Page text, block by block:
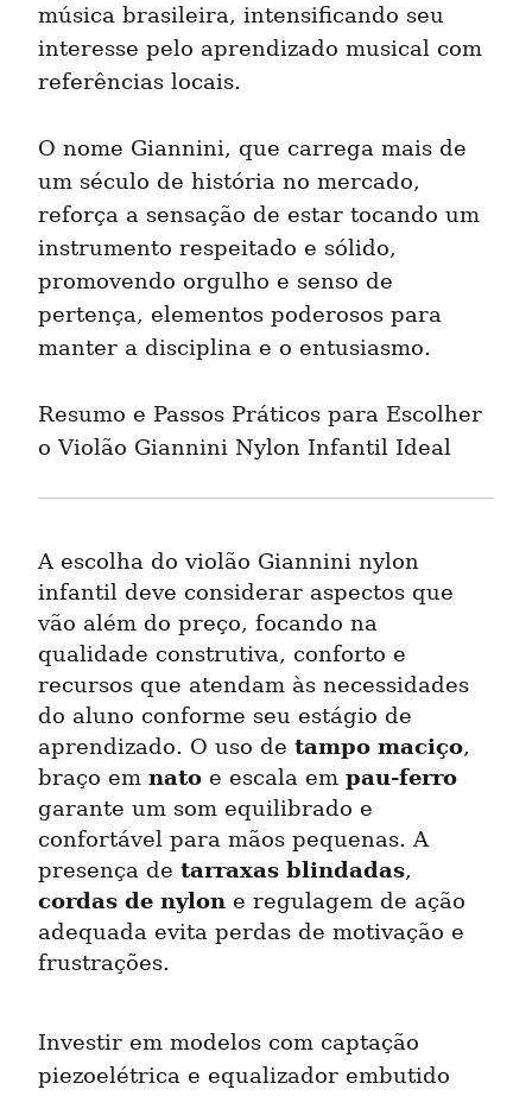
música brasileira, intensificando seu
interesse pelo aprendizado musical com
referências locais.
O nome Giannini, que carrega mais de
um século de história no mercado,
reforça a sensação de estar tocando um
instrumento respeitado e sólido,
promovendo orgulho e senso de
pertença, elementos poderosos para
manter a disciplina e o entusiasmo.
Resumo e Passos Práticos para Escolher
o Violão Giannini Nylon Infantil Ideal
A escolha do violão Giannini nylon
infantil deve considerar aspectos que
vão além do preço, focando na
qualidade construtiva, conforto e
recursos que atendam às necessidades
do aluno conforme seu estágio de
aprendizado. O uso de tampo maciço,
braço em nato e escala em pau-ferro
garante um som equilibrado e
confortável para mãos pequenas. A
presença de tarraxas blindadas
cordas de nylon e regulagem de ação
adequada evita perdas de motivação e
frustrações.
Investir em modelos com captação
piezoelétrica e equalizador embutido